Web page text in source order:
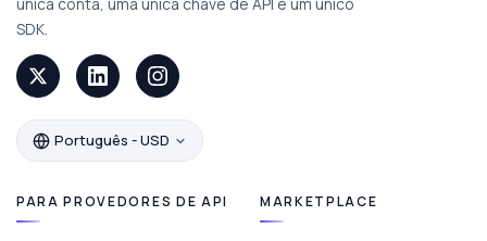
SDK.
Português - USD
PARA PROVEDORES DE API MARKETPLACE